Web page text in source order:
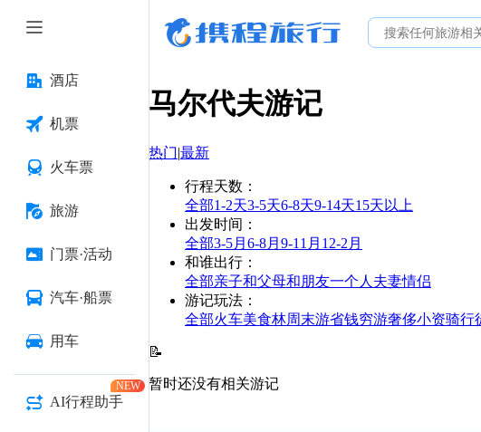
酒店
机票
火车票
旅游
门票·活动
汽车·船票
用车
AI行程助手
NEW
马尔代夫游记
热门|最新
行程天数 ：
全部1-2天3-5天6-8天9-14天15天以上
出发时间 ：
全部3-5月 6-8月 9-11月 12-2月
和谁出行 ：
全部亲子和父母和朋友一个人 夫妻情侣
游记玩法 ：
全部火车美食林周末游省钱穷游奢侈小资骑行
📝
暂时还没有相关游记